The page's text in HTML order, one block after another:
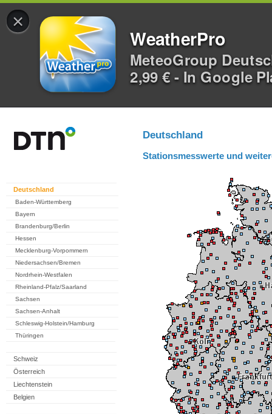
×
WeatherPro
MeteoGroup
2,99 € - In Google
Deutschland
Baden-Württemberg
Bayern
Brandenburg/Berlin
Hessen
Mecklenburg-Vorpommern
Niedersachsen/Bremen
Nordrhein-Westfalen
Rheinland-Pfalz/Saarland
Sachsen
Sachsen-Anhalt
Schleswig-Holstein/Hamburg
Thüringen
Schweiz
Österreich
Liechtenstein
Belgien
Deutschland
Stationsmesswerte und